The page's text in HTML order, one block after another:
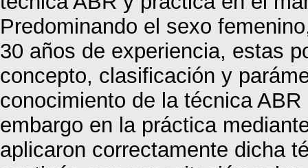
Predominando el sexo
30 años de experiencia, estas
concepto, clasificación y
conocimiento de la técnica
embargo en la práctica
aplicaron correctamente dicha